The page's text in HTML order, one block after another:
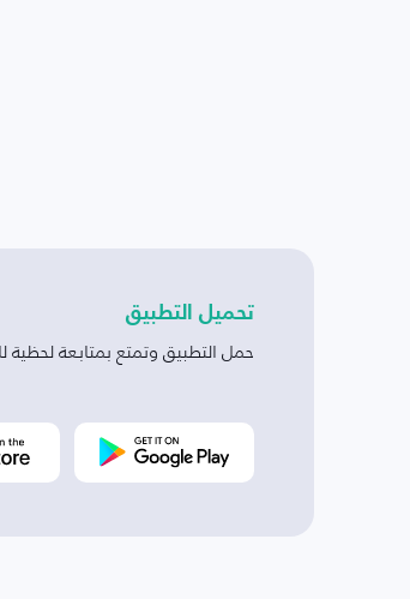
تحميل التطبيق
حمل التطبيق وتمتع بمتابعة لحظية